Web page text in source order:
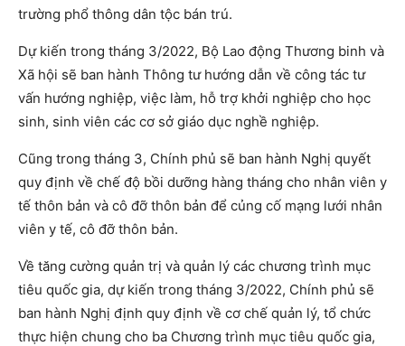
trường phổ thông dân tộc bán trú.
Dự kiến trong tháng 3/2022, Bộ Lao động Thương binh và
Xã hội sẽ ban hành Thông tư hướng dẫn về công tác tư
vấn hướng nghiệp, việc làm, hỗ trợ khởi nghiệp cho học
sinh, sinh viên các cơ sở giáo dục nghề nghiệp.
Cũng trong tháng 3, Chính phủ sẽ ban hành Nghị quyết
quy định về chế độ bồi dưỡng hàng tháng cho nhân viên y
tế thôn bản và cô đỡ thôn bản để củng cố mạng lưới nhân
viên y tế, cô đỡ thôn bản.
Về tăng cường quản trị và quản lý các chương trình mục
tiêu quốc gia, dự kiến trong tháng 3/2022, Chính phủ sẽ
ban hành Nghị định quy định về cơ chế quản lý, tổ chức
thực hiện chung cho ba Chương trình mục tiêu quốc gia,